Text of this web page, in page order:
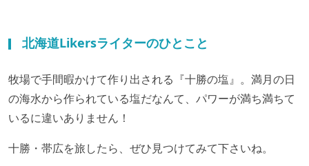
北海道Likersライターのひとこと
牧場で手間暇かけて作り出される『十勝の塩』。満月の日
の海水から作られている塩だなんて、パワーが満ち満ちて
いるに違いありません！
十勝・帯広を旅したら、ぜひ見つけてみて下さいね。